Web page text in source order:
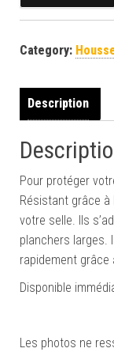
Category:
Description
Pour protéger
Résistant grâce
votre selle. Ils
planchers larges.
rapidement grâce
Disponible
Les photos ne